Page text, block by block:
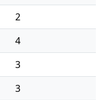
2
4
3
3